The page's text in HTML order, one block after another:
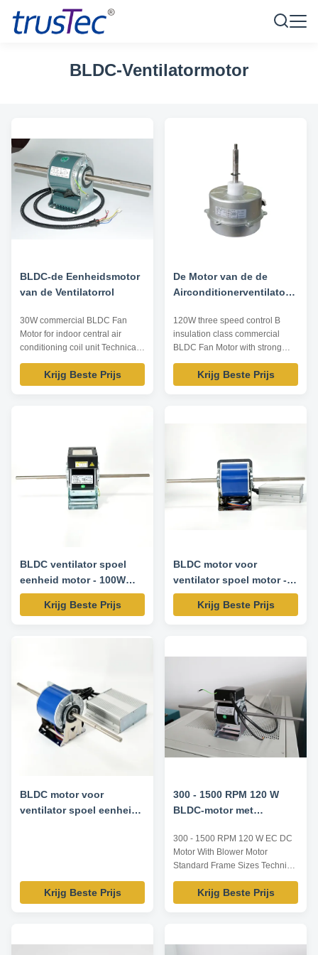
BLDC-Ventilatormotor
BLDC-de Eenheidsmotor
van de Ventilatorrol
30W commercial BLDC Fan
Motor for indoor central air
conditioning coil unit Technical
Parameters: Model Voltage /V
Current /A Speed /RPM Output
Power /W Input Power /W
0.13 300-1500 30 39 B...
Krijg Beste Prijs
De Motor van de de
Airconditionerventilator
120W three speed control B
insulation class commercial
BLDC Fan Motor with strong
overload ability Technical
Parameters: Name BLDC
motor(motor, power supply,
Krijg Beste Prijs
BLDC ventilator spoel
eenheid motor - 100W
300-1300 RPM 220V
Krijg Beste Prijs
BLDC motor voor
ventilator spoel motor -
250W 1500 RPM 220V
Krijg Beste Prijs
BLDC motor voor
ventilator spoel eenheid
Krijg Beste Prijs
300 - 1500 RPM 120 W
BLDC-motor met
300 - 1500 RPM 120 W EC DC
Motor With Blower Motor
Standard Frame Sizes Technical
Parameters: Name EC
motor(motor, power supply,
driver) Input voltage AC 120V
100~138V 200~277V 50/60Hz
Krijg Beste Prijs